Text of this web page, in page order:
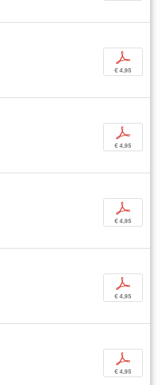
p
€ 4,95
p
€ 4,95
p
€ 4,95
p
€ 4,95
p
€ 4,95